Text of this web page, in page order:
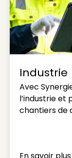
Industrie
Avec
l’industrie et
chantiers de